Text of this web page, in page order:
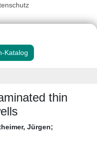
Katalog
thin
Jürgen;